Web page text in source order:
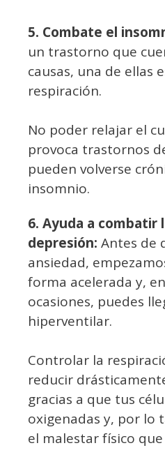
5. Combate el
un trastorno que
causas, una de ellas
respiración.
No poder relajar el
provoca trastornos
pueden volverse
insomnio.
6. Ayuda a combatir
depresión: Antes de
ansiedad,
forma acelerada y,
ocasiones, puedes
hiperventilar.
Controlar la
reducir
gracias a que tus
oxigenadas y, por lo
el malestar físico